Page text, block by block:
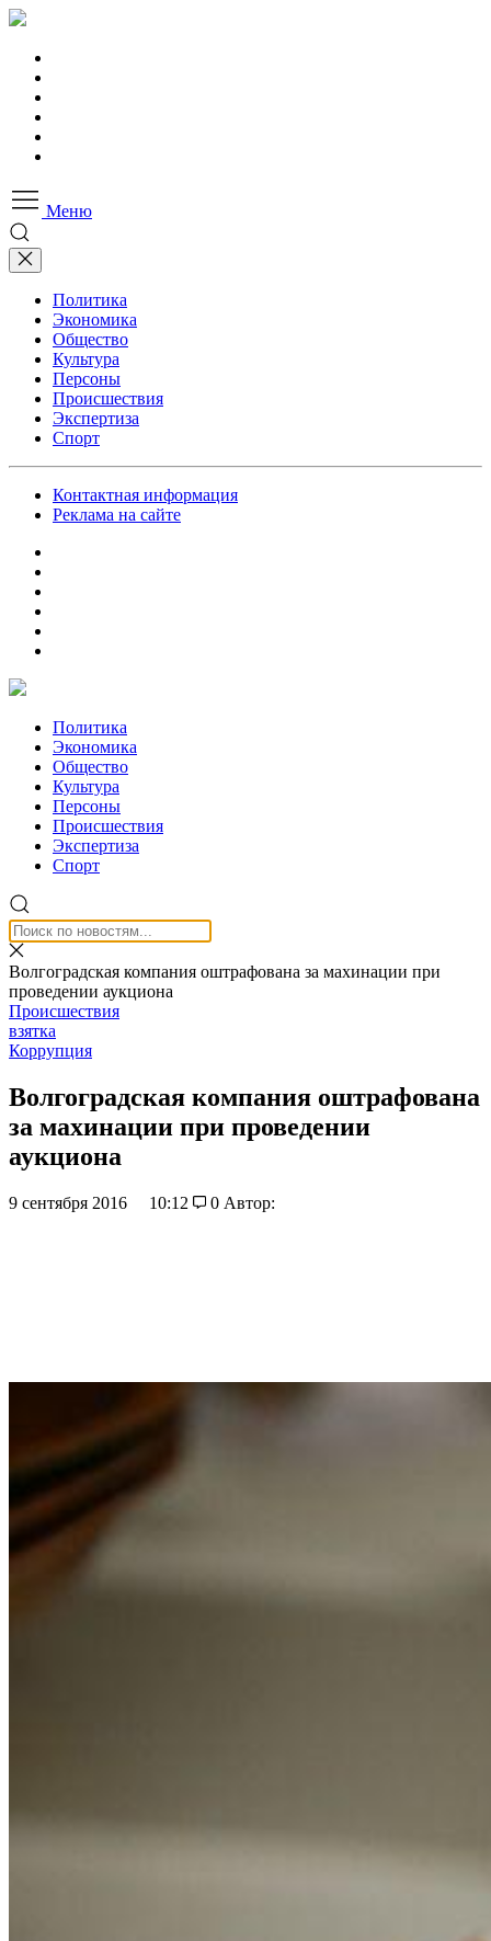
Меню
Политика
Экономика
Общество
Культура
Персоны
Происшествия
Экспертиза
Спорт
Контактная информация
Реклама на сайте
Политика
Экономика
Общество
Культура
Персоны
Происшествия
Экспертиза
Спорт
Волгоградская компания оштрафована за махинации при
проведении аукциона
Происшествия
взятка
Коррупция
Волгоградская компания оштрафована
за махинации при проведении
аукциона
9 сентября 2016 10:12 0 Автор: